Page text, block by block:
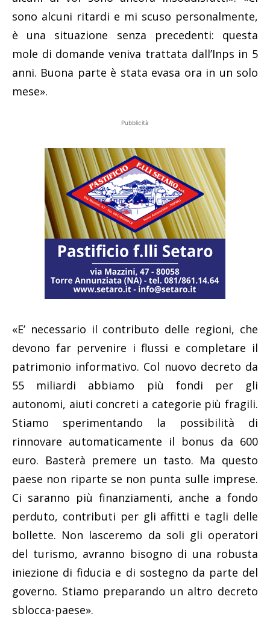
sono alcuni ritardi e mi scuso personalmente,
è una situazione senza precedenti: questa
mole di domande veniva trattata dall’Inps in 5
anni. Buona parte è stata evasa ora in un solo
mese».
Pubblicità
«E’ necessario il contributo delle regioni, che
devono far pervenire i flussi e completare il
patrimonio informativo. Col nuovo decreto da
55 miliardi abbiamo più fondi per gli
autonomi, aiuti concreti a categorie più fragili.
Stiamo sperimentando la possibilità di
rinnovare automaticamente il bonus da 600
euro. Basterà premere un tasto. Ma questo
paese non riparte se non punta sulle imprese.
Ci saranno più finanziamenti, anche a fondo
perduto, contributi per gli affitti e tagli delle
bollette. Non lasceremo da soli gli operatori
del turismo, avranno bisogno di una robusta
iniezione di fiducia e di sostegno da parte del
governo. Stiamo preparando un altro decreto
sblocca-paese».